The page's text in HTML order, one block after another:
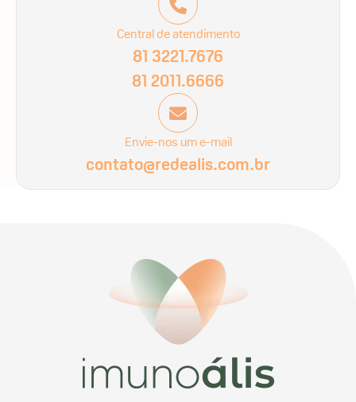
Central de atendimento
81 3221.7676
81 2011.6666
Envie-nos um e-mail
contato@redealis.com.br